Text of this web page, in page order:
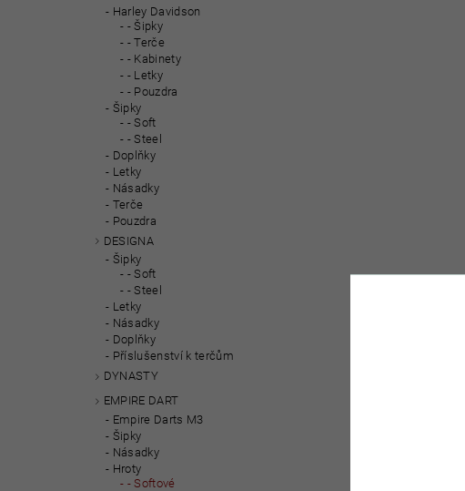
Harley Davidson
- Šipky
- Terče
- Kabinety
- Letky
- Pouzdra
Šipky
- Soft
- Steel
Doplňky
Letky
Násadky
Terče
Pouzdra
DESIGNA
Šipky
- Soft
- Steel
Letky
Násadky
Doplňky
Příslušenství k terčům
DYNASTY
EMPIRE DART
Empire Darts M3
Šipky
Násadky
Hroty
- Softové